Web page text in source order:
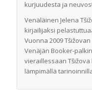
kurjuudesta ja
Venäläinen Jelena
kirjailijaksi
Vuonna 2009
Venäjän Booker-
vieraillessaan
lämpimällä